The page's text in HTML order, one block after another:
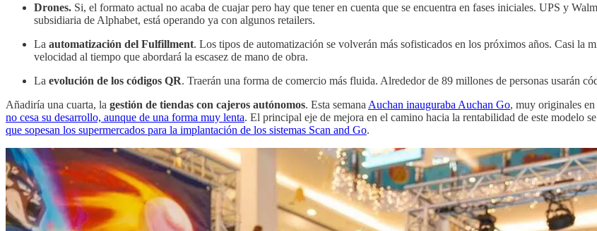
Drones. Si, el formato actual no acaba de cuajar pero hay que tener en cuenta que se encuentra en fases iniciales. UPS y
subsidiaria de Alphabet, está operando ya con algunos retailers.
La automatización del Fulfillment. Los tipos de automatización se volverán más sofisticados en los próximos años. Casi la
velocidad al tiempo que abordará la escasez de mano de obra.
La evolución de los códigos QR. Traerán una forma de comercio más fluida. Alrededor de 89 millones de personas usarán
Añadiría una cuarta, la gestión de tiendas con cajeros autónomos. Esta semana Auchan inauguraba Auchan Go, muy originales
no cesa su desarrollo, aunque de una forma muy lenta. El principal eje de mejora en el camino hacia la rentabilidad de este modelo
que sopesan los supermercados para la implantación de los sistemas Scan and Go.